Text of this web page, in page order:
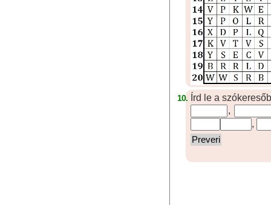
10.
Írd le a
,
,